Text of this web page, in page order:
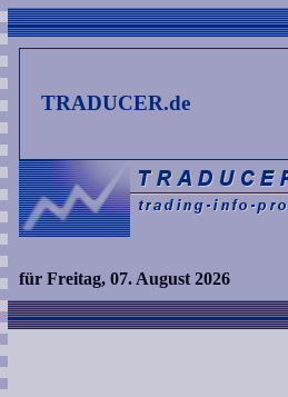
TRADUCER.de
für Freitag, 07. August 2026